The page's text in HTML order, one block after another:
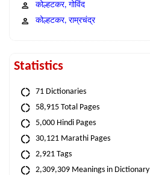
कोल्हटकर, गोविंद
कोल्हटकर, राम्रचंद्र
Statistics
71 Dictionaries
58,915 Total Pages
5,000 Hindi Pages
30,121 Marathi Pages
2,921 Tags
2,309,309 Meanings in Dictionary